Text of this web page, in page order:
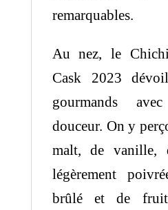
remarquables.
Au nez, le
Cask 2023
gourmands
douceur. On y
malt, de vanille,
légèrement
brûlé et de